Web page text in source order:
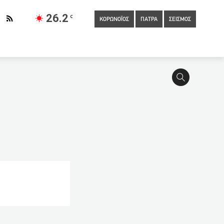
26.2 C
ΚΟΡΩΝΟΪΟΣ ΠΑΤΡΑ ΣΕΙΣΜΟΣ
900 τσάντες ανακύκλωσης και πρόγραμμα ευαισθητοποίησης
Πανελλαδικές